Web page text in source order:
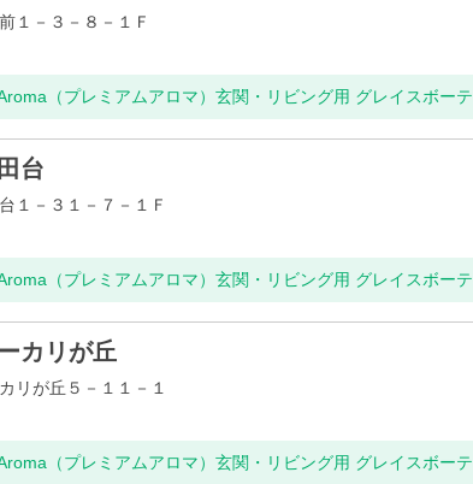
１－３－８－１Ｆ
（プレミアムアロマ）玄関・リビング用 グレイスボーテ
台
１－３１－７－１Ｆ
（プレミアムアロマ）玄関・リビング用 グレイスボーテ
カリが丘
リが丘５－１１－１
（プレミアムアロマ）玄関・リビング用 グレイスボーテ